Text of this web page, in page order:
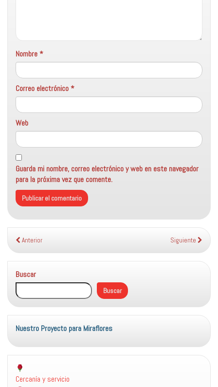
Nombre *
Correo electrónico *
Web
Guarda mi nombre, correo electrónico y web en este navegador
para la próxima vez que comente.
Anterior Siguiente
Buscar
Buscar
Nuestro Proyecto para Miraflores
Cercanía y servicio